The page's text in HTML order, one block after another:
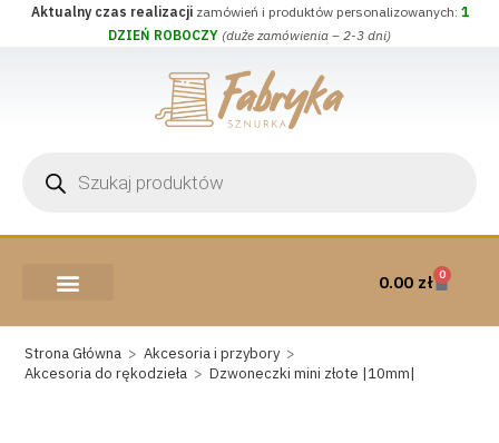
Aktualny czas realizacjizamówień i produktów personalizowanych: 1
DZIEŃ ROBOCZY (duże zamówienia – 2-3 dni)
0.00 zł 0
Strona Główna > Akcesoria i przybory >
Akcesoria do rękodzieła > Dzwoneczki mini złote |10mm|